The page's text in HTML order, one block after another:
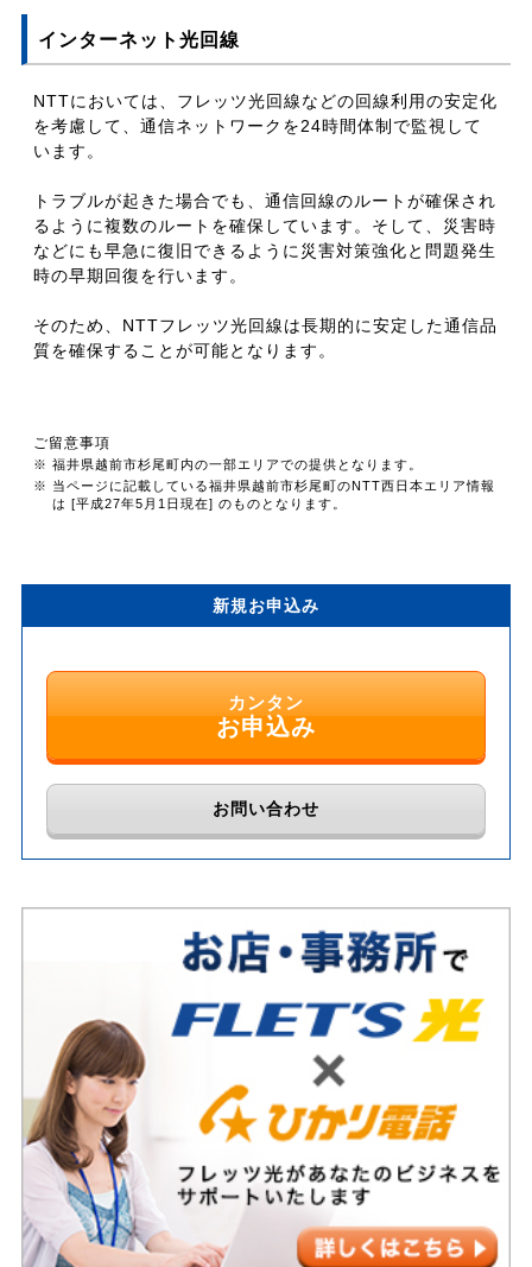
インターネット光回線
NTTにおいては、フレッツ光回線などの回線利用の安定化
を考慮して、通信ネットワークを24時間体制で監視して
います。
トラブルが起きた場合でも、通信回線のルートが確保され
るように複数のルートを確保しています。そして、災害時
などにも早急に復旧できるように災害対策強化と問題発生
時の早期回復を行います。
そのため、NTTフレッツ光回線は長期的に安定した通信品
質を確保することが可能となります。
ご留意事項
※ 福井県越前市杉尾町内の一部エリアでの提供となります。
※ 当ページに記載している福井県越前市杉尾町のNTT西日本エリア情報
は [平成27年5月1日現在] のものとなります。
新規お申込み
カンタン
お申込み
お問い合わせ